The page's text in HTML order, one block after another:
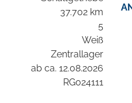
37.702 km
5
Weiß
Zentrallager
ab ca. 12.08.2026
RG024111